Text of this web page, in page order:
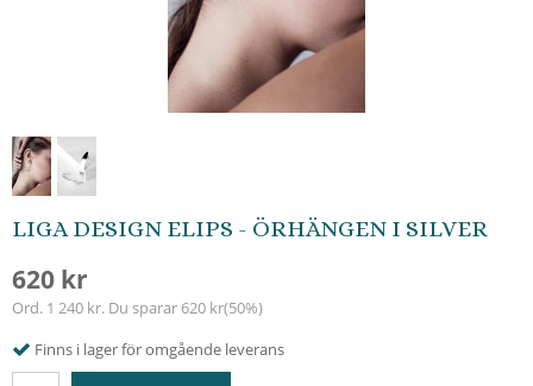
LIGA DESIGN ELIPS - ÖRHÄNGEN I SILVER
620 kr
Ord. 1 240 kr. Du sparar 620 kr(50%)
Finns i lager för omgående leverans